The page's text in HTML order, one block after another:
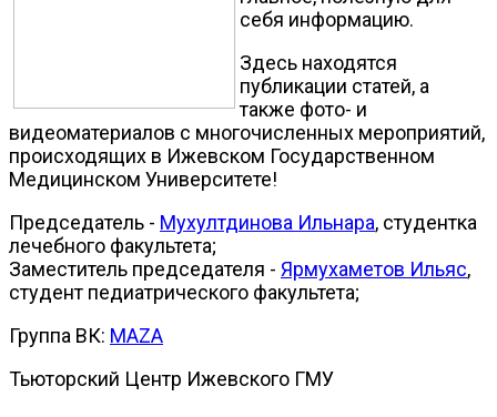
себя информацию.
Здесь находятся
публикации статей, а
также фото- и
видеоматериалов с многочисленных мероприятий,
происходящих в Ижевском Государственном
Медицинском Университете!
Председатель - Мухултдинова Ильнара, студентка
лечебного факультета;
Заместитель председателя - Ярмухаметов Ильяс,
студент педиатрического факультета;
Группа ВК: MAZA
Тьюторский Центр Ижевского ГМУ